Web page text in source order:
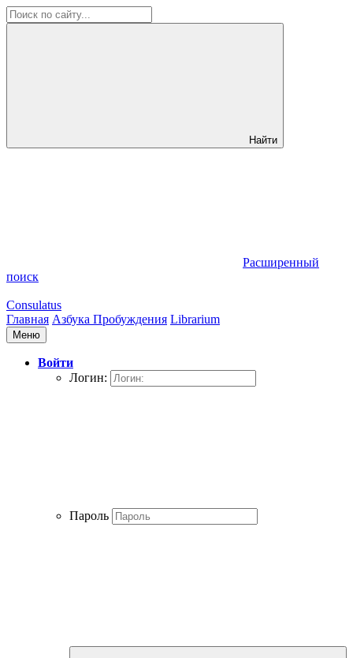
Найти
Расширенный
поиск
Consulatus
Главная Азбука Пробуждения Librarium
Меню
Войти
Логин:
Пароль